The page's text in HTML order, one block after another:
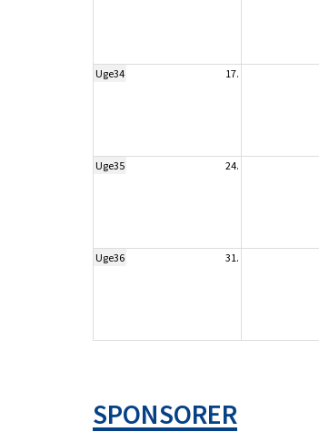
Uge34 17.
Uge35 24.
Uge36 31.
SPONSORER